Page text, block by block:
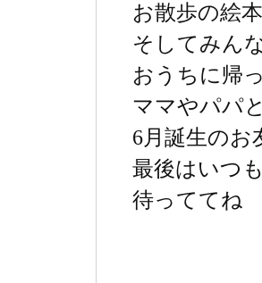
お散歩の絵
そしてみん
おうちに帰
ママやパパ
6月誕生のお
最後はいつ
待っててね